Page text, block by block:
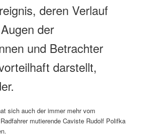
deren Verlauf
der
und Betrachter
darstellt,
sich auch der immer mehr vom
mutierende Caviste Rudolf Polifka